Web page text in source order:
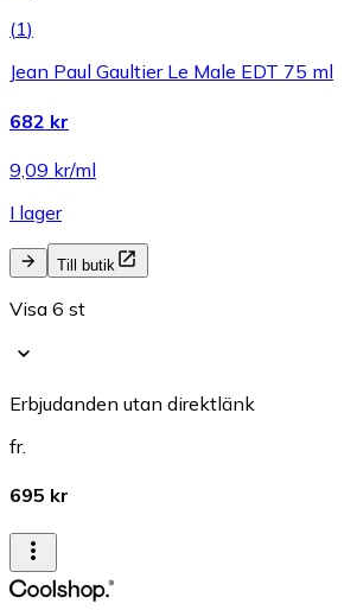
(1)
Jean Paul Gaultier Le Male EDT 75 ml
682 kr
9,09 kr/ml
I lager
Till butik
Visa 6 st
Erbjudanden utan direktlänk
fr.
695 kr